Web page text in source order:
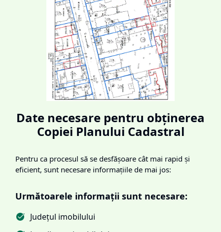
Date necesare pentru obținerea
Copiei Planului Cadastral
Pentru ca procesul să se desfășoare cât mai rapid și
eficient, sunt necesare informațiile de mai jos:
Următoarele informații sunt necesare:
Județul imobilului